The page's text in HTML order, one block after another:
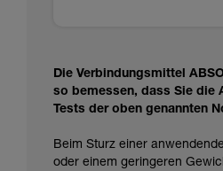
Die Verbindungsmittel
so bemessen, dass Sie die
Tests der oben genannten
Beim Sturz einer
oder einem geringeren